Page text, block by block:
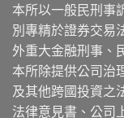
本所以一般民刑事
別專精於證券交易
外重大金融刑事、
本所除提供公司治
及其他跨國投資之
法律意見書、公司